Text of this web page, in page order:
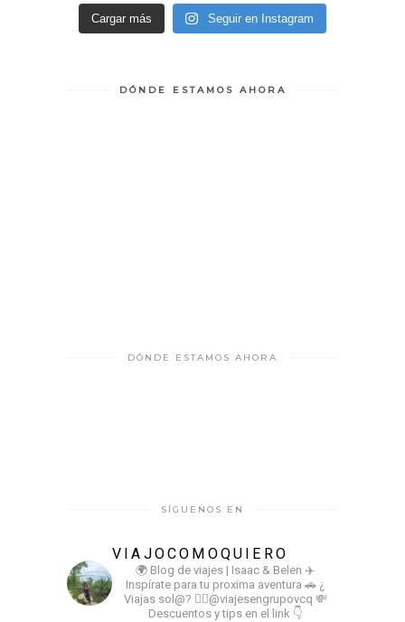
Cargar más Seguir en Instagram
DÓNDE ESTAMOS AHORA
DÓNDE ESTAMOS AHORA
SÍGUENOS EN
VIAJOCOMOQUIERO
🌍 Blog de viajes | Isaac & Belen ✈️
Inspírate para tu proxima aventura 🚗 ¿
Viajas sol@? 👉🏻@viajesengrupovcq 💸
Descuentos y tips en el link 👇